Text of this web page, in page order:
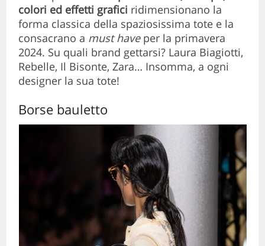
colori ed effetti grafici ridimensionano la
forma classica della spaziosissima tote e la
consacrano a must haveper la primavera
2024. Su quali brand gettarsi? Laura Biagiotti,
Rebelle, Il Bisonte, Zara… Insomma, a ogni
designer la sua tote!
Borse bauletto